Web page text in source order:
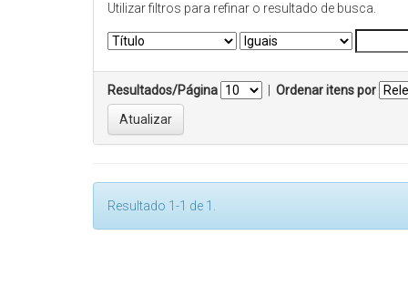
Utilizar filtros para refinar o resultado de busca.
Resultados/Página Ordenar itens por
Resultado 1-1 de 1.